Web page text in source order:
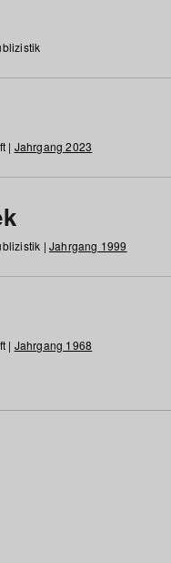
| Jahrgang 2023
| Jahrgang 1999
| Jahrgang 1968